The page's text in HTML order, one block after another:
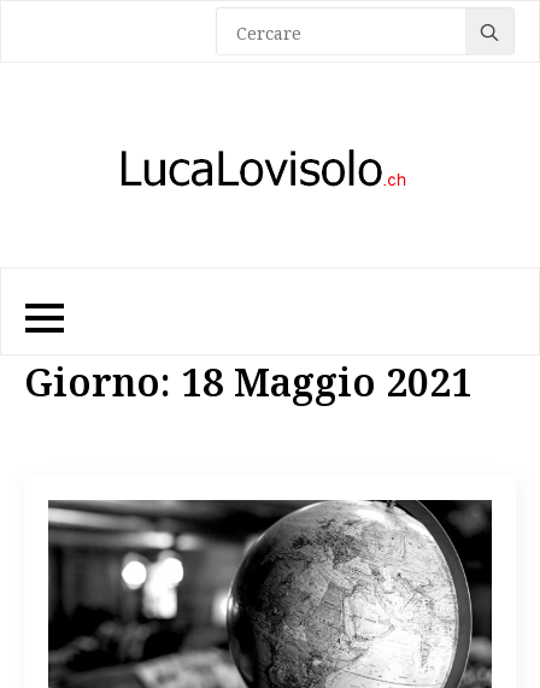
for:
Giorno: 18 Maggio 2021